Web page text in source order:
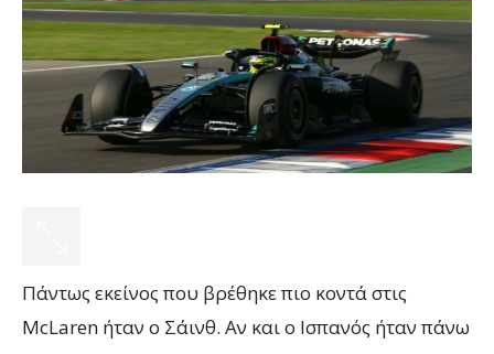
Πάντως εκείνος που βρέθηκε πιο κοντά στις
McLaren ήταν ο Σάινθ. Αν και ο Ισπανός ήταν πάνω